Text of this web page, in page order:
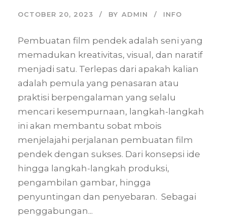
OCTOBER 20, 2023 BY ADMIN INFO
Pembuatan film pendek adalah seni yang
memadukan kreativitas, visual, dan naratif
menjadi satu. Terlepas dari apakah kalian
adalah pemula yang penasaran atau
praktisi berpengalaman yang selalu
mencari kesempurnaan, langkah-langkah
ini akan membantu sobat mbois
menjelajahi perjalanan pembuatan film
pendek dengan sukses. Dari konsepsi ide
hingga langkah-langkah produksi,
pengambilan gambar, hingga
penyuntingan dan penyebaran. Sebagai
penggabungan...